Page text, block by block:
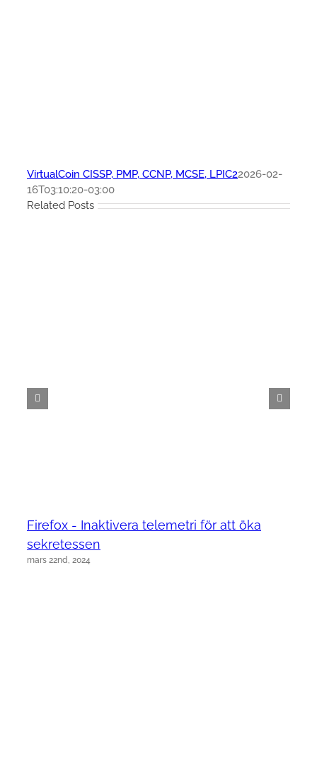
VirtualCoin CISSP, PMP, CCNP, MCSE, LPIC22026-02-
16T03:10:20-03:00
Related Posts
Firefox - Inaktivera telemetri för att öka
sekretessen
mars 22nd, 2024